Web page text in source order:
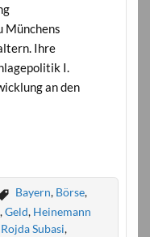
Münchens
Ihre
I.
an den
Bayern, Börse,
,Geld, Heinemann
Rojda Subasi,